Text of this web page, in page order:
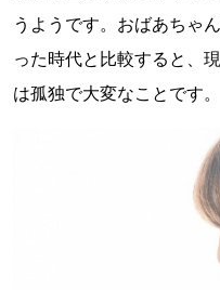
うようです。おばあちゃ
った時代と比較すると、
は孤独で大変なことです。